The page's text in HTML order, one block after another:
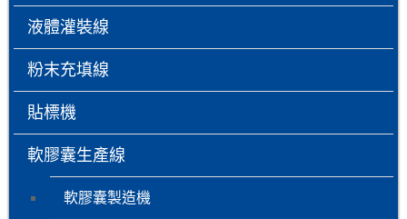
液體灌裝線
粉末充填線
貼標機
軟膠囊生產線
軟膠囊製造機